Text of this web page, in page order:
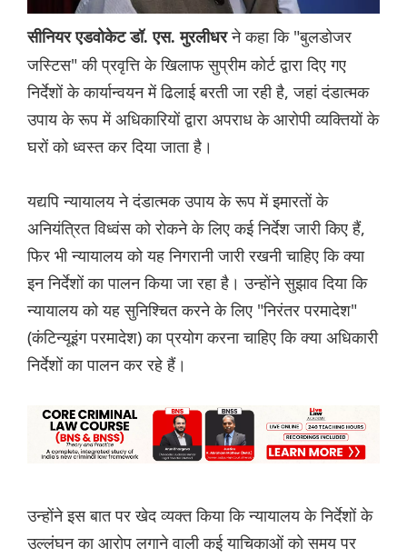
सीनियर एडवोकेट डॉ. एस. मुरलीधरने कहा कि "बुलडोजर
जस्टिस" की प्रवृत्ति के खिलाफ सुप्रीम कोर्ट द्वारा दिए गए
निर्देशों के कार्यान्वयन में ढिलाई बरती जा रही है, जहां दंडात्मक
उपाय के रूप में अधिकारियों द्वारा अपराध के आरोपी व्यक्तियों के
घरों को ध्वस्त कर दिया जाता है।
यद्यपि न्यायालय ने दंडात्मक उपाय के रूप में इमारतों के
अनियंत्रित विध्वंस को रोकने के लिए कई निर्देश जारी किए हैं,
फिर भी न्यायालय को यह निगरानी जारी रखनी चाहिए कि क्या
इन निर्देशों का पालन किया जा रहा है। उन्होंने सुझाव दिया कि
न्यायालय को यह सुनिश्चित करने के लिए "निरंतर परमादेश"
(कंटिन्यूइंग परमादेश) का प्रयोग करना चाहिए कि क्या अधिकारी
निर्देशों का पालन कर रहे हैं।
उन्होंने इस बात पर खेद व्यक्त किया कि न्यायालय के निर्देशों के
उल्लंघन का आरोप लगाने वाली कई याचिकाओं को समय पर